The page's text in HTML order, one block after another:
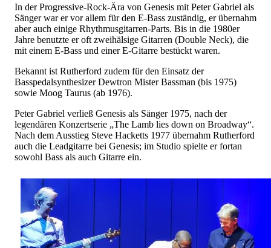
In der Progressive-Rock-Ära von Genesis mit Peter Gabriel als
Sänger war er vor allem für den E-Bass zuständig, er übernahm
aber auch einige Rhythmusgitarren-Parts. Bis in die 1980er
Jahre benutzte er oft zweihälsige Gitarren (Double Neck), die
mit einem E-Bass und einer E-Gitarre bestückt waren.
Bekannt ist Rutherford zudem für den Einsatz der
Basspedalsynthesizer Dewtron Mister Bassman (bis 1975)
sowie Moog Taurus (ab 1976).
Peter Gabriel verließ Genesis als Sänger 1975, nach der
legendären Konzertserie „The Lamb lies down on Broadway“.
Nach dem Ausstieg Steve Hacketts 1977 übernahm Rutherford
auch die Leadgitarre bei Genesis; im Studio spielte er fortan
sowohl Bass als auch Gitarre ein.